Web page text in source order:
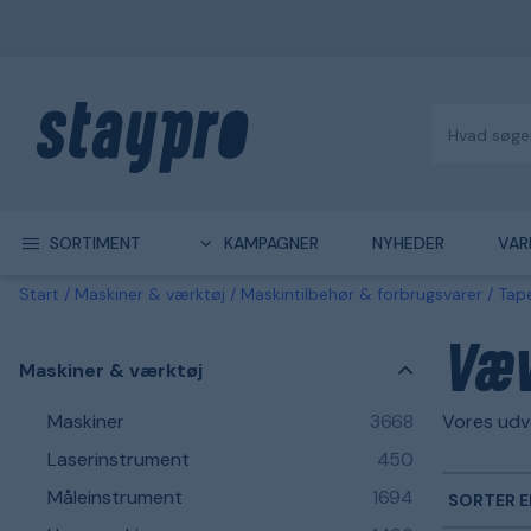
SORTIMENT KAMPAGNER NYHEDER
Start Maskiner & værktøj Maskintilbehør & forbrugsvarer
Maskiner & værktøj
Maskiner
3668
Laserinstrument
450
Måleinstrument
1694
Vores
SORTER